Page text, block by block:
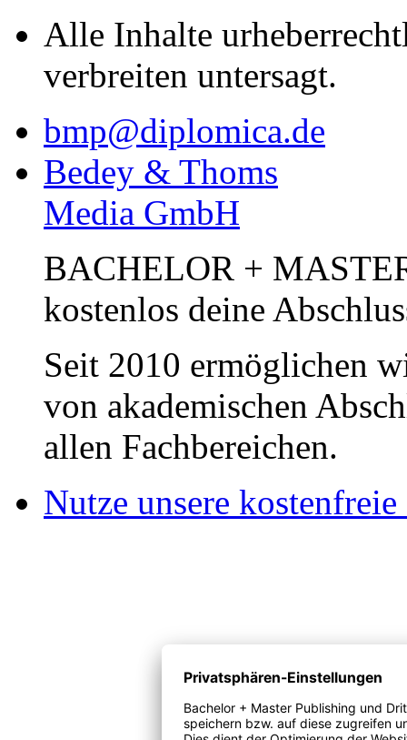
Alle Inhalte
verbreiten untersagt.
bmp@diplomica.de
Bedey & Thoms
Media GmbH
BACHELOR +
kostenlos deine
Seit 2010 ermöglichen
von akademischen
allen Fachbereichen.
Nutze unsere